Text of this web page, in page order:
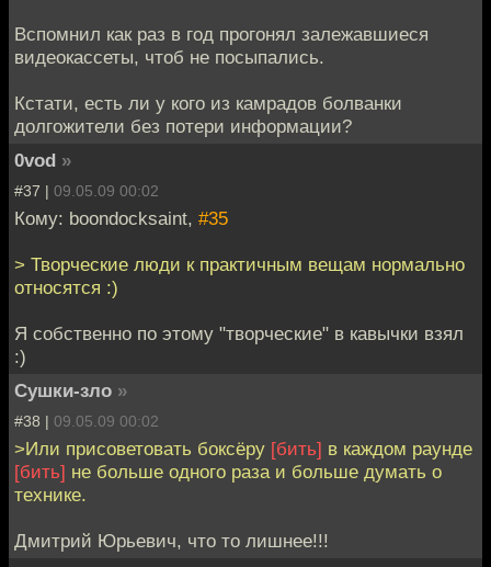
Вспомнил как раз в год прогонял залежавшиеся
видеокассеты, чтоб не посыпались.
Кстати, есть ли у кого из камрадов болванки
долгожители без потери информации?
0vod »
#37 | 09.05.09 00:02
Кому: boondocksaint, #35
> Творческие люди к практичным вещам нормально
относятся :)
Я собственно по этому "творческие" в кавычки взял
:)
Сушки-зло »
#38 | 09.05.09 00:02
>Или присоветовать боксёру [бить] в каждом раунде
[бить] не больше одного раза и больше думать о
технике.
Дмитрий Юрьевич, что то лишнее!!!